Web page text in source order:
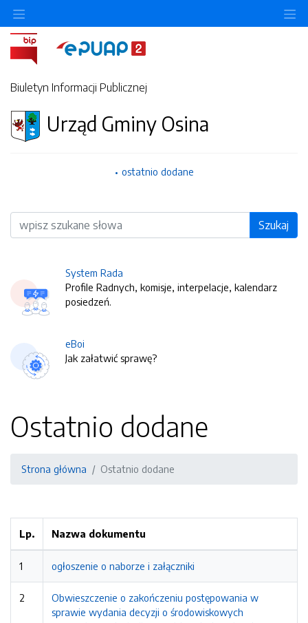
Biuletyn Informacji Publicznej
Urząd Gminy Osina
ostatnio dodane
Wyszukiwarka Szukaj
System Rada
Profile Radnych, komisje, interpelacje, kalendarz
posiedzeń.
eBoi
Jak załatwić sprawę?
Ostatnio dodane
Strona główna Ostatnio dodane
Lp. Nazwa dokumentu
1 ogłoszenie o naborze i załączniki
2
Obwieszczenie o zakończeniu postępowania w
sprawie wydania decyzji o środowiskowych